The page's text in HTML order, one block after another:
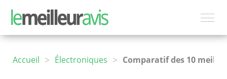
Accueil > Électroniques >